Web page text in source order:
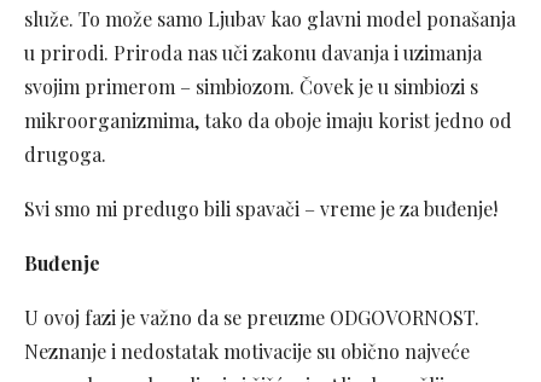
služe. To može samo Ljubav kao glavni model ponašanja
u prirodi. Priroda nas uči zakonu davanja i uzimanja
svojim primerom – simbiozom. Čovek je u simbiozi s
mikroorganizmima, tako da oboje imaju korist jedno od
drugoga.
Svi smo mi predugo bili spavači – vreme je za buđenje!
Buđenje
U ovoj fazi je važno da se preuzme ODGOVORNOST.
Neznanje i nedostatak motivacije su obično najveće